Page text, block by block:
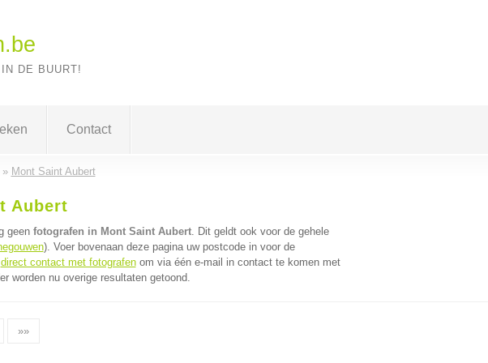
DE BUURT!
Contact
Mont Saint Aubert
Aubert
geen fotografen in Mont Saint Aubert. Dit geldt ook voor de gehele
). Voer bovenaan deze pagina uw postcode in voor de
direct contact met fotografenom via één e-mail in contact te komen met
worden nu overige resultaten getoond.
»»